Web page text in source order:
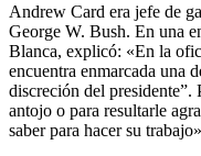
Andrew Card era jefe de
George W. Bush. En una
Blanca, explicó: «En la
encuentra enmarcada una
discreción del presidente”.
antojo o para resultarle
saber para hacer su